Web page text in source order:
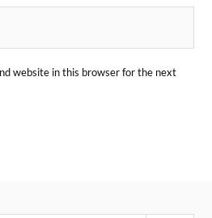
website in this browser for the next